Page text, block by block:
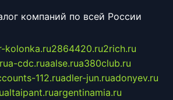
компаний по всей России
kolonka.ru2864420.ru2rich.ru
a-cdc.ruaalse.rua380club.ru
112.ruadler-jun.ruadonyev.ru
altaipant.ruargentinamia.ru